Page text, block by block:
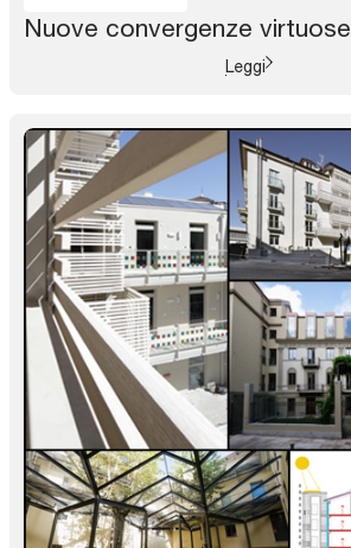
Nuove convergenze virtuose
Leggi